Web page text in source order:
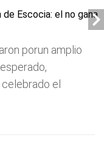
porun amplio
el